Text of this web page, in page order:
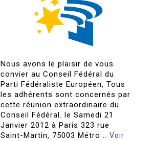
Nous avons le plaisir de vous
convier au Conseil Fédéral du
Parti Fédéraliste Européen, Tous
les adhérents sont concernés par
cette réunion extraordinaire du
Conseil Fédéral. le Samedi 21
Janvier 2012 à Paris 323 rue
Saint-Martin, 75003 Métro ..Voir